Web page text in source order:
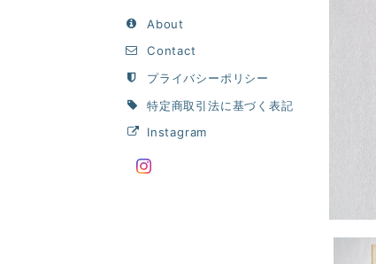
About
Contact
プライバシーポリシー
特定商取引法に基づく表記
Instagram